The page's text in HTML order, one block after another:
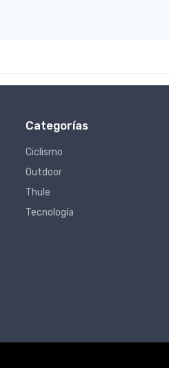
Categorías
Ciclismo
Outdoor
Thule
Tecnología